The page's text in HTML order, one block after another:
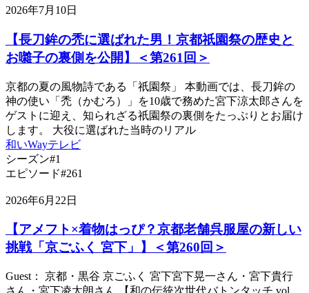
2026年7月10日
【長刀鉾の禿に選ばれた男！京都祇園祭の歴史と
お囃子の裏側を公開】＜第261回＞
京都の夏の風物詩である「祇園祭」 本動画では、長刀鉾の
神の使い「禿（かむろ）」を10歳で務めた宮下涼太郎さんを
ゲストに迎え、知られざる祇園祭の裏側をたっぷりとお届け
します。 大役に選ばれた当時のリアル
和いWayテレビ
シーズン#1
エピソード#261
2026年6月22日
【アメフト×着物はっぴ？京都老舗呉服屋の新しい
挑戦「京ごふく 宮下」】＜第260回＞
Guest： 京都・黒谷 京ごふく 宮下宮下晃一さん・宮下貴行
さん・宮下凌太朗さん 【和の伝統次世代バトンタッチ vol.